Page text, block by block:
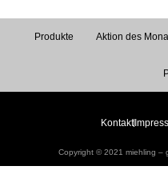
Produkte Aktion des
Kontakt
Copyright © 2021 miehling –